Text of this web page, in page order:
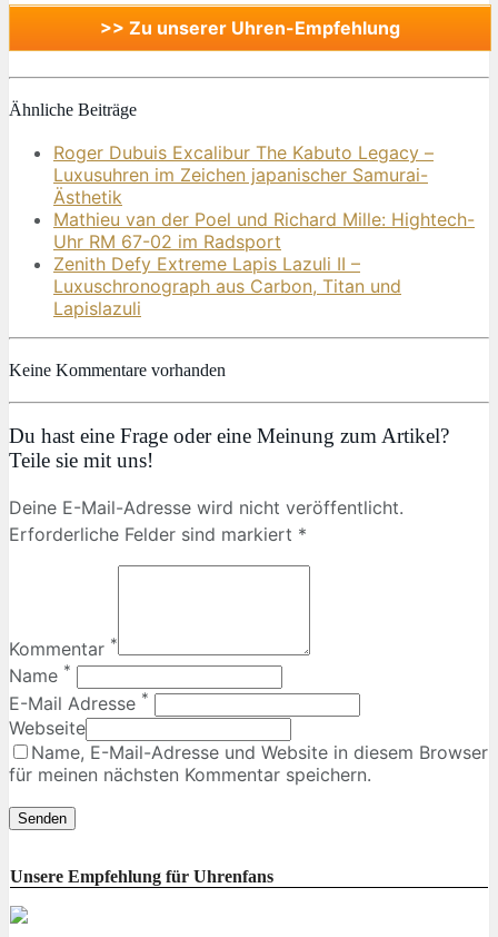
>> Zu unserer Uhren-Empfehlung
Ähnliche Beiträge
Roger Dubuis Excalibur The Kabuto Legacy –
Luxusuhren im Zeichen japanischer Samurai-
Ästhetik
Mathieu van der Poel und Richard Mille: Hightech-
Uhr RM 67-02 im Radsport
Zenith Defy Extreme Lapis Lazuli II –
Luxuschronograph aus Carbon, Titan und
Lapislazuli
Keine Kommentare vorhanden
Du hast eine Frage oder eine Meinung zum Artikel?
Teile sie mit uns!
Deine E-Mail-Adresse wird nicht veröffentlicht.
Erforderliche Felder sind markiert *
Kommentar *
Name *
E-Mail Adresse *
Webseite
Name, E-Mail-Adresse und Website in diesem Browser
für meinen nächsten Kommentar speichern.
Unsere Empfehlung für Uhrenfans